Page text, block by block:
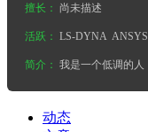
擅长： 尚未描述
活跃： LS-DYNA ANSYS
简介： 我是一个低调的人
动态